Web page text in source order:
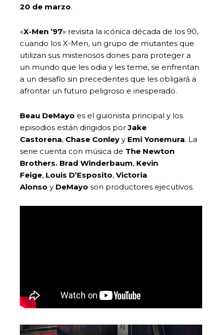
20 de marzo.
«X-Men ’97» revisita la icónica década de los 90,
cuando los X-Men, un grupo de mutantes que
utilizan sus misteriosos dones para proteger a
un mundo que les odia y les teme, se enfrentan
a un desafío sin precedentes que les obligará a
afrontar un futuro peligroso e inesperado.
Beau DeMayo es el guionista principal y los
episodios están dirigidos porJake
Castorena, Chase Conley y Emi Yonemura. La
serie cuenta con música de The Newton
Brothers. Brad Winderbaum, Kevin
Feige, Louis D’Esposito, Victoria
Alonso y DeMayo son productores ejecutivos.